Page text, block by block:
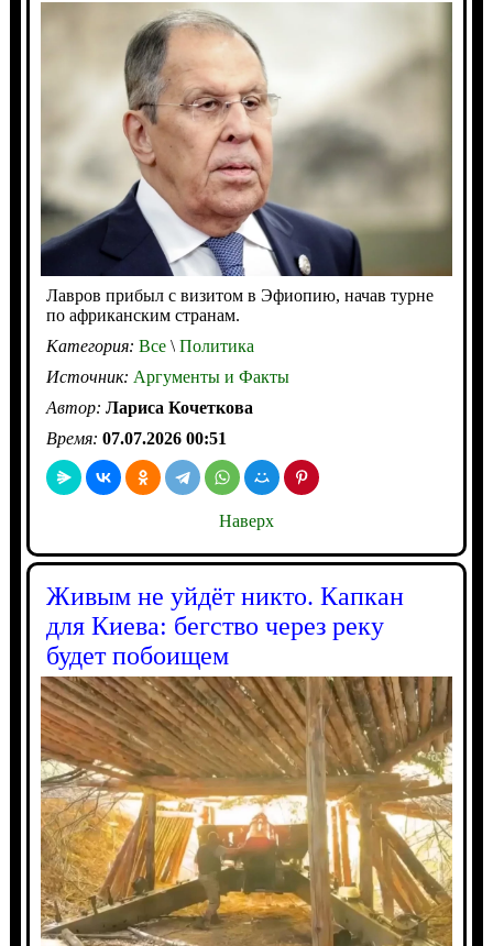
Лавров прибыл с визитом в Эфиопию, начав турне
по африканским странам.
Категория: Все\Политика
Источник: Аргументы и Факты
Автор: Лариса Кочеткова
Время: 07.07.2026 00:51
Наверх
Живым не уйдёт никто. Капкан
для Киева: бегство через реку
будет побоищем